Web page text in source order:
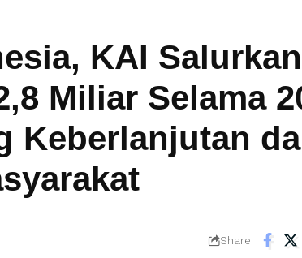
KAI Salurkan
Miliar Selama
Keberlanjutan
Share